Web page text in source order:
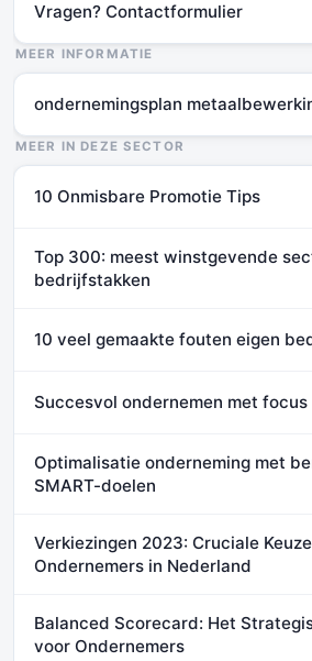
Vragen? Contactformulier
MEER INFORMATIE
ondernemingsplan
MEER IN DEZE SECTOR
10 Onmisbare Promotie Tips
Top 300: meest winstgevende
bedrijfstakken
10 veel gemaakte fouten eigen
Succesvol ondernemen met focus
Optimalisatie onderneming met
SMART-doelen
Verkiezingen 2023: Cruciale
Ondernemers in Nederland
Balanced Scorecard: Het
voor Ondernemers